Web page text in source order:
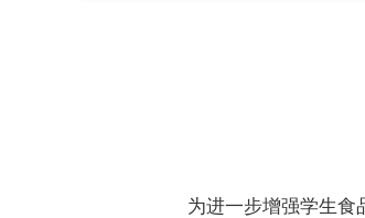
为进一步增强学生食